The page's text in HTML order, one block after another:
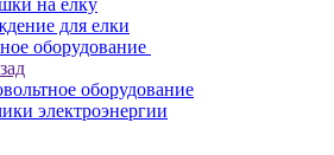
на елку
для елки
оборудование
оборудование
электроэнергии